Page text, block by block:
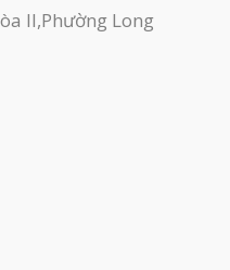
II,Phường Long